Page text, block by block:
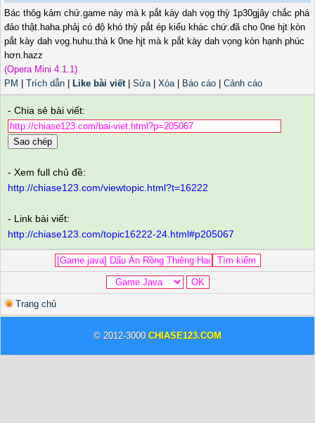
Bác thôg kảm chứ.game này mà k pắt kày dah vọg thỳ 1p30gjây chắc phá
đảo thật.haha.phảj có độ khó thỳ pắt ép kiểu khác chứ.đã cho 0ne hjt kòn
pắt kày dah vọg.huhu.thà k 0ne hjt mà k pắt kày dah vọng kòn hạnh phúc
hơn.hazz
(Opera Mini 4.1.1)
PM
Trích dẫn Like bài viết| Sửa| Xóa| Báo cáo Cảnh cáo
- Chia sẻ bài viết:
Sao chép
- Xem full chủ đề:
http://chiase123.com/viewtopic.html?t=16222
- Link bài viết:
http://chiase123.com/topic16222-24.html#p205067
Trang chủ
© 2012-3000 CHIASE123.COM